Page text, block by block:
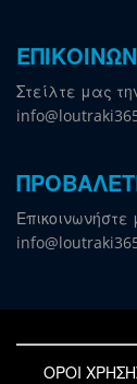
Στείλτε μας
ΟΡΟΙ